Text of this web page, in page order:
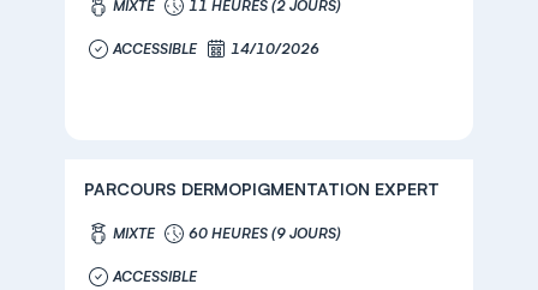
MIXTE 11 HEURES (2 JOURS)
ACCESSIBLE 14/10/2026
PARCOURS DERMOPIGMENTATION EXPERT
MIXTE 60 HEURES (9 JOURS)
ACCESSIBLE